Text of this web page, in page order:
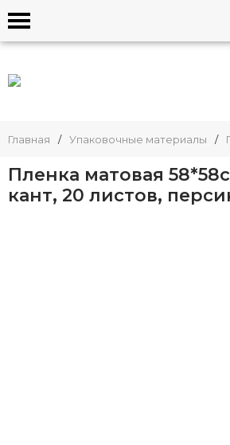
Главная / Упаковочные материалы /
Пленка матовая
кант, 20 листов,